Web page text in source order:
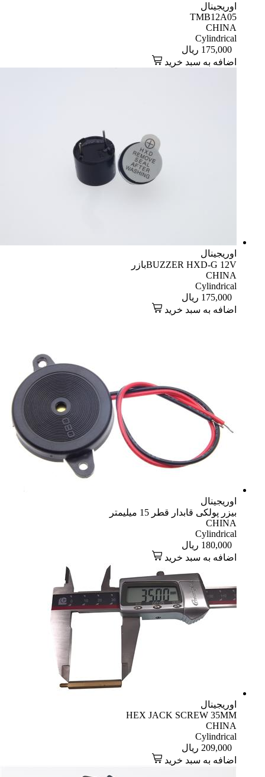
اوریجینال
TMB12A05
CHINA
Cylindrical
175,000 ریال
اضافه به سبد خرید
اوریجینال
BUZZER HXD-G 12Vبازر
CHINA
Cylindrical
175,000 ریال
اضافه به سبد خرید
اوریجینال
بیزر پولکی قابدار قطر 15 میلیمتر
CHINA
Cylindrical
180,000 ریال
اضافه به سبد خرید
اوریجینال
HEX JACK SCREW 35MM
CHINA
Cylindrical
209,000 ریال
اضافه به سبد خرید